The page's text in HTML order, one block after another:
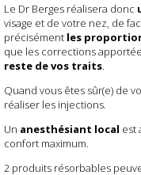
Le Dr Berges réalisera donc
visage et de votre nez, de
précisément les
que les corrections
reste de vos traits.
Quand vous êtes sûr(e) de
réaliser les injections.
Un anesthésiant local est
confort maximum.
2 produits résorbables